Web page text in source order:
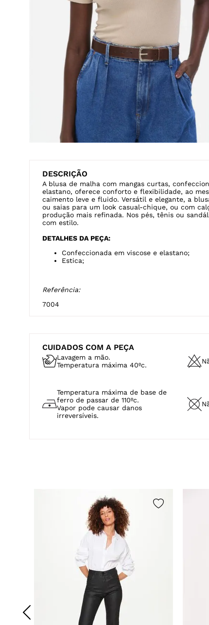
DESCRIÇÃO
A blusa de malha com mangas curtas,
elastano, oferece conforto e flexibilidade, ao
caimento leve e fluido. Versátil e elegante, a
ou saias para um look casual-chique, ou com
produção mais refinada. Nos pés, tênis ou
com estilo.
DETALHES DA PEÇA:
Confeccionada em viscose e elastano;
Estica;
Referência:
7004
CUIDADOS COM A PEÇA
Lavagem a mão.
Temperatura máxima 40ºc.
Temperatura máxima de base de
ferro de passar de 110ºc.
Vapor pode causar danos
irreversíveis.